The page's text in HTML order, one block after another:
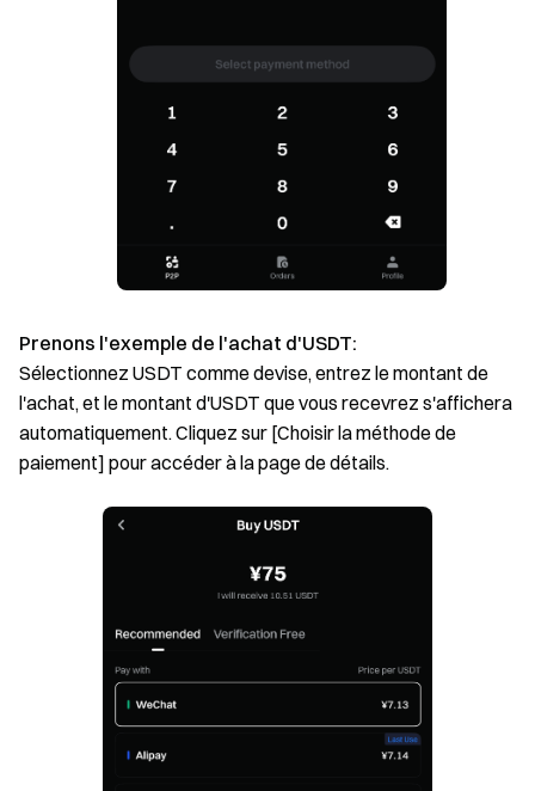
Prenons l'exemple de l'achat d'USDT:
Sélectionnez USDT comme devise, entrez le montant de
l'achat, et le montant d'USDT que vous recevrez s'affichera
automatiquement. Cliquez sur [Choisir la méthode de
paiement] pour accéder à la page de détails.